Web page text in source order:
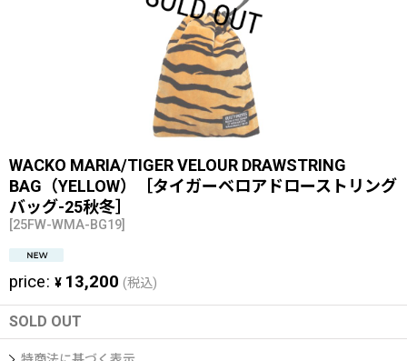
WACKO MARIA/TIGER VELOUR DRAWSTRING
BAG（YELLOW）［タイガーベロアドローストリング
バッグ-25秋冬］
[25FW-WMA-BG19]
price: ¥ 13,200 (税込)
SOLD OUT